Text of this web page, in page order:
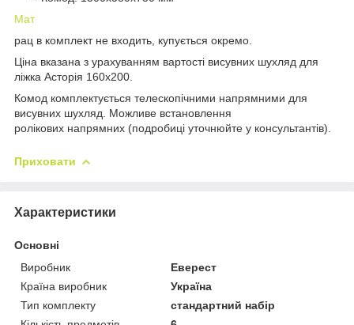
Мат
рац в комплект не входить, купується окремо.
Ціна вказана з урахуванням вартості висувних шухляд для
ліжка Асторія 160х200.
Комод комплектується телескопічними напрямними для
висувних шухляд. Можливе встановлення
ролікових напрямних (подробиці уточнюйте у консультантів).
Приховати
Характеристики
Основні
Виробник
Еверест
Країна виробник
Україна
Тип комплекту
стандартний набір